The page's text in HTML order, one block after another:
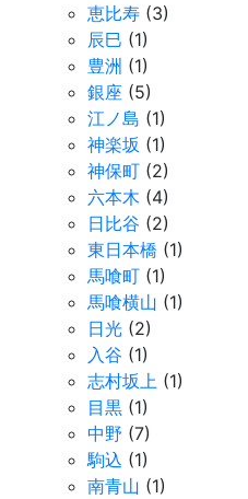
恵比寿 (3)
辰巳 (1)
豊洲 (1)
銀座 (5)
江ノ島 (1)
神楽坂 (1)
神保町 (2)
六本木 (4)
日比谷 (2)
東日本橋 (1)
馬喰町 (1)
馬喰横山 (1)
日光 (2)
入谷 (1)
志村坂上 (1)
目黒 (1)
中野 (7)
駒込 (1)
南青山 (1)